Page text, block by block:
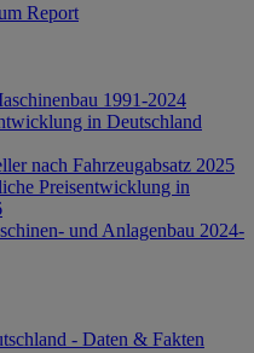
Report
1991-2024
in Deutschland
nach Fahrzeugabsatz 2025
Preisentwicklung in
und Anlagenbau 2024-
- Daten & Fakten